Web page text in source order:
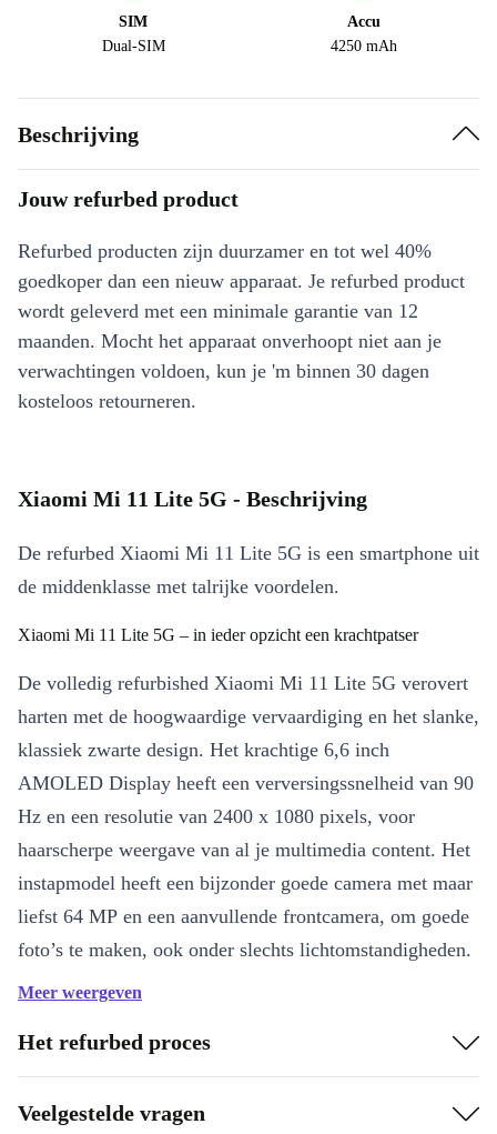
SIM
Dual-SIM
Accu
4250 mAh
Beschrijving
Jouw refurbed product
Refurbed producten zijn duurzamer en tot wel 40%
goedkoper dan een nieuw apparaat. Je refurbed product
wordt geleverd met een minimale garantie van 12
maanden. Mocht het apparaat onverhoopt niet aan je
verwachtingen voldoen, kun je 'm binnen 30 dagen
kosteloos retourneren.
Xiaomi Mi 11 Lite 5G - Beschrijving
De refurbed Xiaomi Mi 11 Lite 5G is een smartphone uit
de middenklasse met talrijke voordelen.
Xiaomi Mi 11 Lite 5G – in ieder opzicht een krachtpatser
De volledig refurbished Xiaomi Mi 11 Lite 5G verovert
harten met de hoogwaardige vervaardiging en het slanke,
klassiek zwarte design. Het krachtige 6,6 inch
AMOLED Display heeft een verversingssnelheid van 90
Hz en een resolutie van 2400 x 1080 pixels, voor
haarscherpe weergave van al je multimedia content. Het
instapmodel heeft een bijzonder goede camera met maar
liefst 64 MP en een aanvullende frontcamera, om goede
foto’s te maken, ook onder slechts lichtomstandigheden.
Een sterke Snapdragon-processor en 6 GB RAM zorgen
high-end-toestel, met korte laadtijden en een lange
accuduur.
Meer weergeven
Het refurbed proces
Veelgestelde vragen